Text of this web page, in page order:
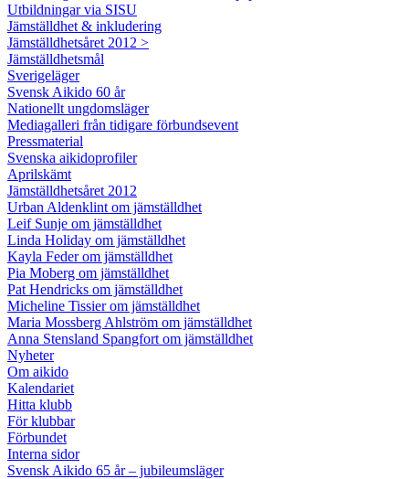
Utbildningar via SISU
Jämställdhet & inkludering
Jämställdhetsåret 2012 >
Jämställdhetsmål
Sverigeläger
Svensk Aikido 60 år
Nationellt ungdomsläger
Mediagalleri från tidigare förbundsevent
Pressmaterial
Svenska aikidoprofiler
Aprilskämt
Jämställdhetsåret 2012
Urban Aldenklint om jämställdhet
Leif Sunje om jämställdhet
Linda Holiday om jämställdhet
Kayla Feder om jämställdhet
Pia Moberg om jämställdhet
Pat Hendricks om jämställdhet
Micheline Tissier om jämställdhet
Maria Mossberg Ahlström om jämställdhet
Anna Stensland Spangfort om jämställdhet
Nyheter
Om aikido
Kalendariet
Hitta klubb
För klubbar
Förbundet
Interna sidor
Svensk Aikido 65 år – jubileumsläger